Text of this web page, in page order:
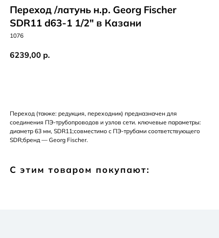
Переход /латунь н.р. Georg Fischer
SDR11 d63-1 1/2" в Казани
1076
6239,00 р.
Переход (также: редукция, переходник) предназначен для
соединения ПЭ-трубопроводов и узлов сети. ключевые параметры:
диаметр 63 мм, SDR11;совместимо с ПЭ-трубами соответствующего
SDR;бренд — Georg Fischer.
С этим товаром покупают: